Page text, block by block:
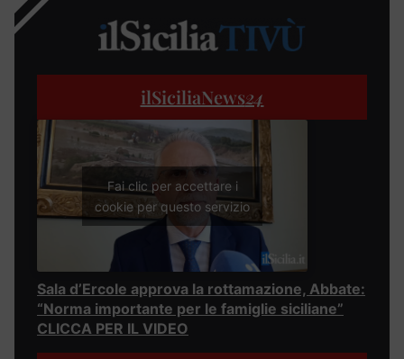
ilSiciliaNews24
Fai clic per accettare i
cookie per questo servizio
Sala d’Ercole approva la rottamazione, Abbate:
“Norma importante per le famiglie siciliane”
CLICCA PER IL VIDEO